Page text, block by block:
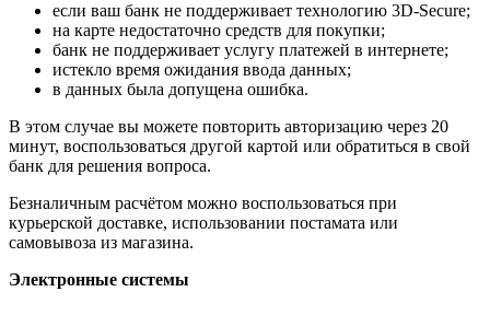
если ваш банк не поддерживает технологию 3D-Secure;
на карте недостаточно средств для покупки;
банк не поддерживает услугу платежей в интернете;
истекло время ожидания ввода данных;
в данных была допущена ошибка.
В этом случае вы можете повторить авторизацию через 20
минут, воспользоваться другой картой или обратиться в свой
банк для решения вопроса.
Безналичным расчётом можно воспользоваться при
курьерской доставке, использовании постамата или
самовывоза из магазина.
Электронные системы